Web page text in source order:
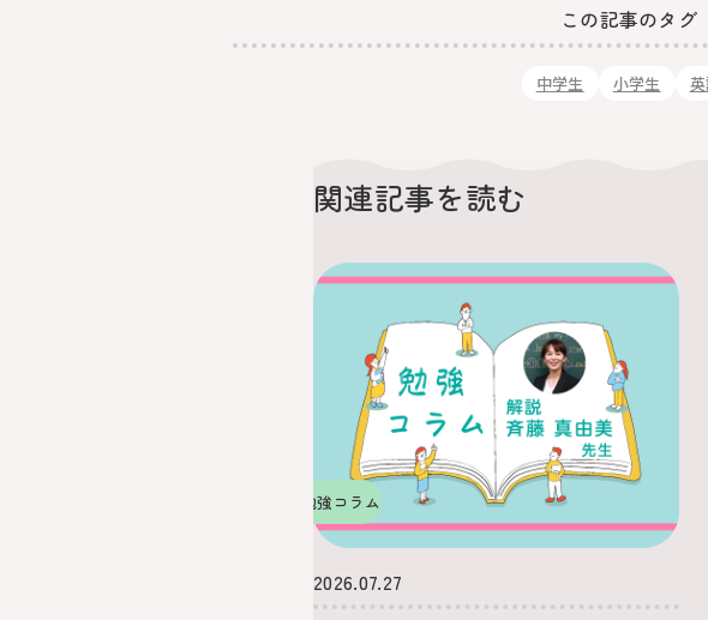
この記事のタグ
中学生 小学生
関連記事を読む
勉強コラム
2026.07.27